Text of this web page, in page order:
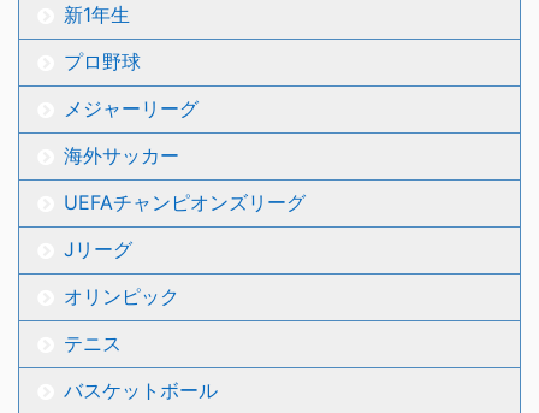
新1年生
プロ野球
メジャーリーグ
海外サッカー
UEFAチャンピオンズリーグ
Jリーグ
オリンピック
テニス
バスケットボール